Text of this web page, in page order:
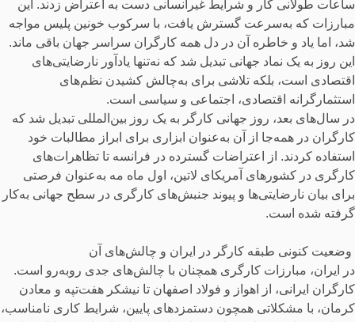
ساعات طولانی کار و شرایط غیرانسانی دست به اعتراض زدند. این
مبارزات که به‌سرعت گسترش یافت، با سرکوب خونین پلیس مواجه
شد، اما یاد و خاطره آن در دل همه کارگران سراسر جهان باقی ماند.
این روز به یک نماد جهانی تبدیل شد که نه‌تنها یادآور نارضایتی‌های
اقتصادی است، بلکه تلاشی برای به‌چالش کشیدن نظم‌های
استثمارگرانه اقتصادی، اجتماعی و سیاسی است.
در سال‌های بعد، روز جهانی کارگر به یک روز بین‌المللی تبدیل شد که
کارگران در همه‌جا از آن به‌عنوان ابزاری برای ابراز مطالبات خود
استفاده کردند. از اعتراضات گسترده در فرانسه تا تظاهرات‌های
کارگری در کشورهای آمریکای لاتین، اول ماه مه به‌عنوان فرصتی
برای بیان نارضایتی‌ها و پیوند جنبش‌های کارگری در سطح جهانی به‌کار
گرفته شده است.
وضعیت کنونی طبقه کارگر در ایران و چالش‌های آن
در ایران، مبارزات کارگری همچنان با چالش‌های جدی روبه‌رو است.
کارگران ایرانی، از اهواز و فولاد اصفهان تا نیشکر هفت‌تپه و معادن
کرمان، با مشکلاتی همچون دستمزدهای پایین، شرایط کاری نامناسب،